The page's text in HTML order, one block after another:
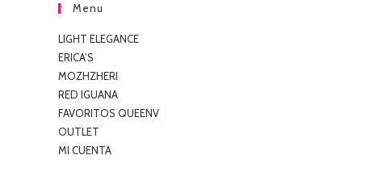
Menu
LIGHT ELEGANCE
ERICA’S
MOZHZHERI
RED IGUANA
FAVORITOS QUEENV
OUTLET
MI CUENTA